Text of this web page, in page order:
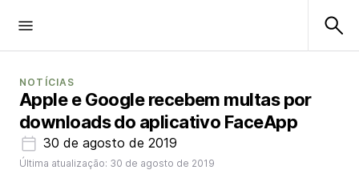
NOTÍCIAS
Apple e Google recebem multas por
downloads do aplicativo FaceApp
30 de agosto de 2019
Última atualização: 30 de agosto de 2019